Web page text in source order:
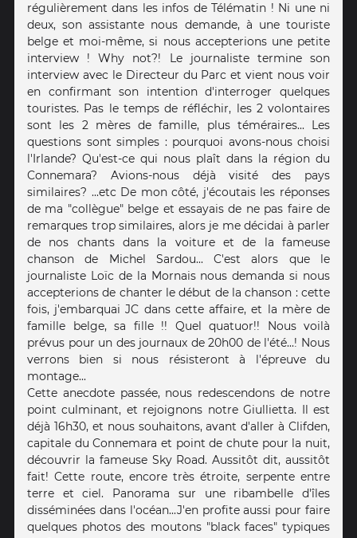
régulièrement dans les infos de Télématin ! Ni une ni
deux, son assistante nous demande, à une touriste
belge et moi-même, si nous accepterions une petite
interview ! Why not?! Le journaliste termine son
interview avec le Directeur du Parc et vient nous voir
en confirmant son intention d'interroger quelques
touristes. Pas le temps de réfléchir, les 2 volontaires
sont les 2 mères de famille, plus téméraires... Les
questions sont simples : pourquoi avons-nous choisi
l'Irlande? Qu'est-ce qui nous plaît dans la région du
Connemara? Avions-nous déjà visité des pays
similaires? ...etc De mon côté, j'écoutais les réponses
de ma "collègue" belge et essayais de ne pas faire de
remarques trop similaires, alors je me décidai à parler
de nos chants dans la voiture et de la fameuse
chanson de Michel Sardou... C'est alors que le
journaliste Loïc de la Mornais nous demanda si nous
accepterions de chanter le début de la chanson : cette
fois, j'embarquai JC dans cette affaire, et la mère de
famille belge, sa fille !! Quel quatuor!! Nous voilà
prévus pour un des journaux de 20h00 de l'été...! Nous
verrons bien si nous résisteront à l'épreuve du
montage...
Cette anecdote passée, nous redescendons de notre
point culminant, et rejoignons notre Giullietta. Il est
déjà 16h30, et nous souhaitons, avant d'aller à Clifden,
capitale du Connemara et point de chute pour la nuit,
découvrir la fameuse Sky Road. Aussitôt dit, aussitôt
fait! Cette route, encore très étroite, serpente entre
terre et ciel. Panorama sur une ribambelle d'îles
disséminées dans l'océan...J'en profite aussi pour faire
quelques photos des moutons "black faces" typiques